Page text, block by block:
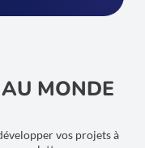
MONDE
vos projets à